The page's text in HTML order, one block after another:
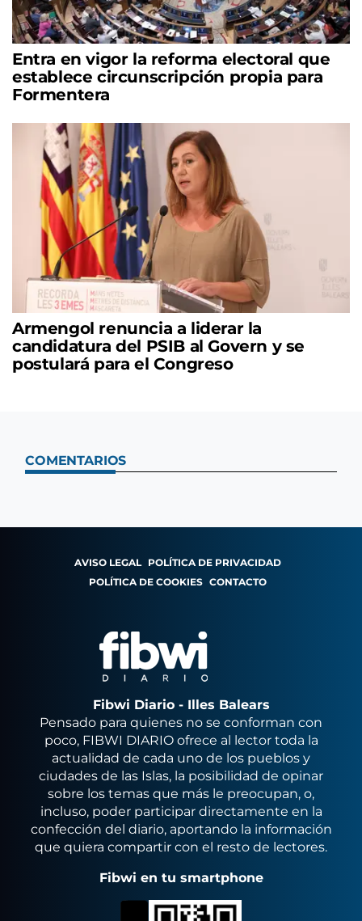
Entra en vigor la reforma electoral que
establece circunscripción propia para
Formentera
Armengol renuncia a liderar la
candidatura del PSIB al Govern y se
postulará para el Congreso
COMENTARIOS
AVISO LEGAL POLÍTICA DE PRIVACIDAD
POLÍTICA DE COOKIES CONTACTO
Fibwi Diario - Illes Balears
Pensado para quienes no se conforman con
poco, FIBWI DIARIO ofrece al lector toda la
actualidad de cada uno de los pueblos y
ciudades de las Islas, la posibilidad de opinar
sobre los temas que más le preocupan, o,
incluso, poder participar directamente en la
confección del diario, aportando la información
que quiera compartir con el resto de lectores.
Fibwi en tu smartphone